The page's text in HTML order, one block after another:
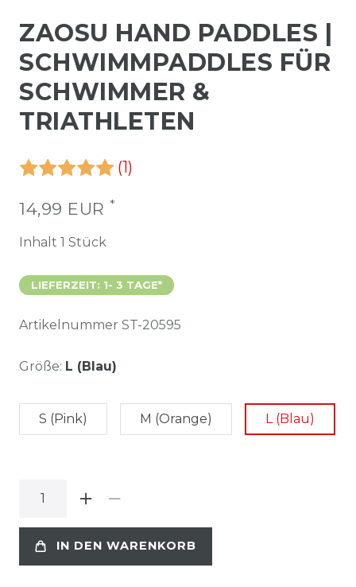
ZAOSU HAND PADDLES |
SCHWIMMPADDLES FÜR
SCHWIMMER &
TRIATHLETEN
(1)
14,99 EUR *
Inhalt 1 Stück
LIEFERZEIT: 1- 3 TAGE*
Artikelnummer ST-20595
Größe: L (Blau)
S (Pink) M (Orange) L (Blau)
IN DEN WARENKORB